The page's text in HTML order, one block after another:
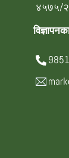
४५७५/